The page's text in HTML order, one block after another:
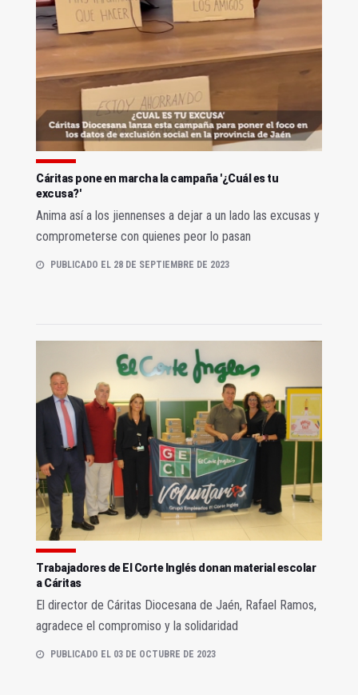
Cáritas pone en marcha la campaña '¿Cuál es tu
excusa?'
Anima así a los jiennenses a dejar a un lado las excusas y
comprometerse con quienes peor lo pasan
PUBLICADO EL 28 DE SEPTIEMBRE DE 2023
Trabajadores de El Corte Inglés donan material escolar
a Cáritas
El director de Cáritas Diocesana de Jaén, Rafael Ramos,
agradece el compromiso y la solidaridad
PUBLICADO EL 03 DE OCTUBRE DE 2023